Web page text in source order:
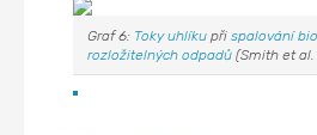
Graf 6: Toky uhlíkupři spalování
rozložitelných odpadů(Smith et al.